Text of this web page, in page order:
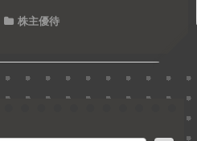
株主優待